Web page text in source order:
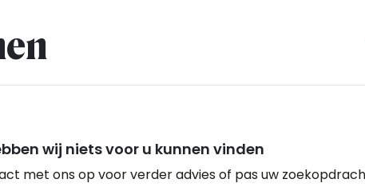
wij niets voor u kunnen vinden
met ons op voor verder advies of pas uw